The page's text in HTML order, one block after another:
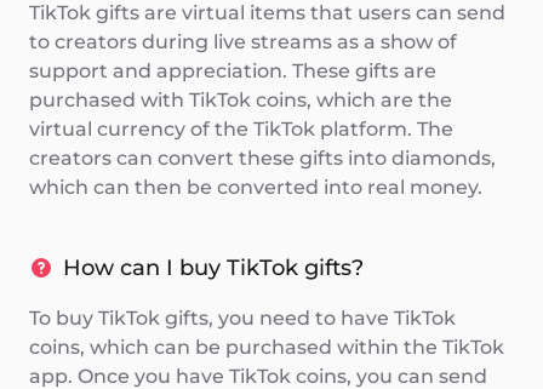
TikTok gifts are virtual items that users can send
to creators during live streams as a show of
support and appreciation. These gifts are
purchased with TikTok coins, which are the
virtual currency of the TikTok platform. The
creators can convert these gifts into diamonds,
which can then be converted into real money.
How can I buy TikTok gifts?
To buy TikTok gifts, you need to have TikTok
coins, which can be purchased within the TikTok
app. Once you have TikTok coins, you can send